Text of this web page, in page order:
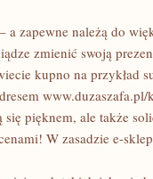
zapewne należą do
zmienić swoją
kupno na przykład
pięknem, ale także
W zasadzie e-